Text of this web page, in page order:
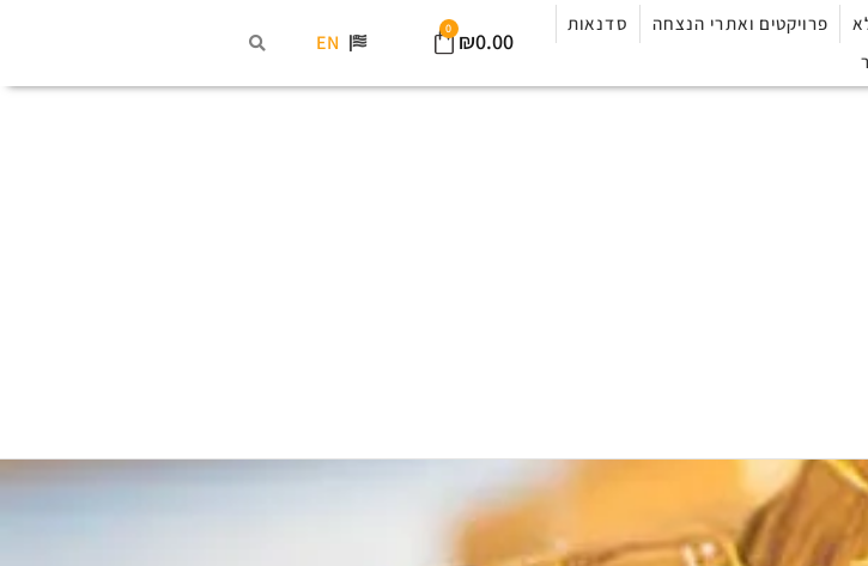
פרויקטים ואתרי הנצחה
סדנאות
₪0.00
0
EN